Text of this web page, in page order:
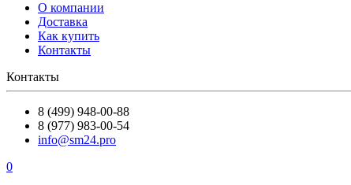
О компании
Доставка
Как купить
Контакты
Контакты
8 (499) 948-00-88
8 (977) 983-00-54
info@sm24.pro
0